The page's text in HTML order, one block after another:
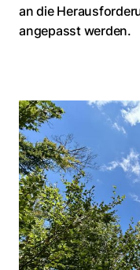
an die
angepasst werden.